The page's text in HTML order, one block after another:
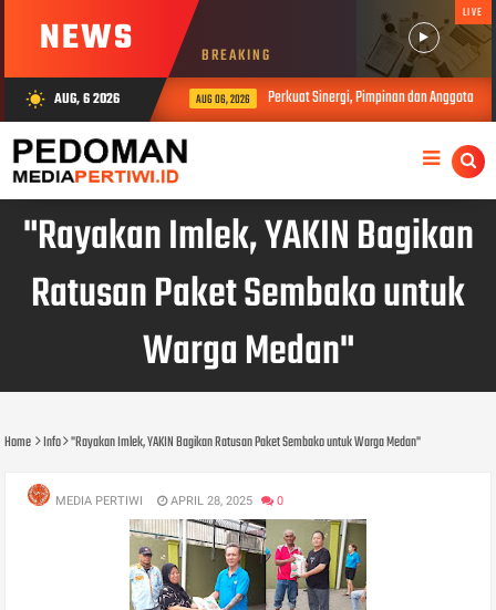
NEWS BREAKING
LIVE
wb_sunny AUG, 6 2026 AUG 06, 2026 Perkuat Sinergi, Pimpinan dan Anggota
"Rayakan Imlek, YAKIN Bagikan
Ratusan Paket Sembako untuk
Warga Medan"
Home Info "Rayakan Imlek, YAKIN Bagikan Ratusan Paket Sembako untuk Warga Medan"
MEDIA PERTIWI APRIL 28, 2025 0